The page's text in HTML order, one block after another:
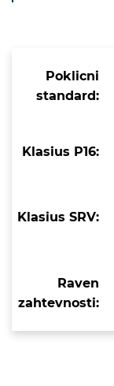
Poklicni
standard:
Klasius P16:
Klasius SRV:
Raven
zahtevnosti: